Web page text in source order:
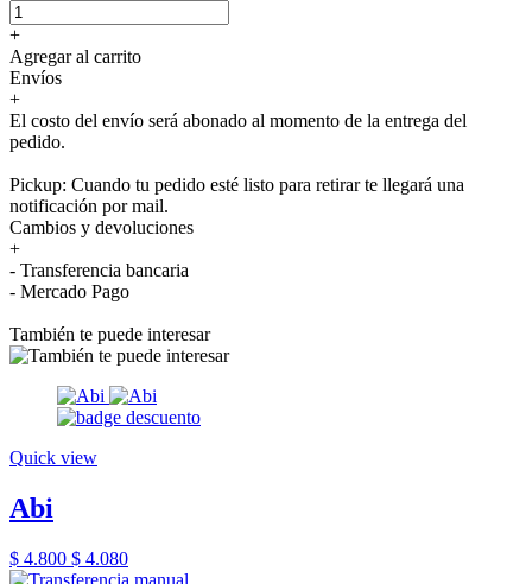
+
Agregar al carrito
Envíos
+
El costo del envío será abonado al momento de la entrega del
pedido.
Pickup: Cuando tu pedido esté listo para retirar te llegará una
notificación por mail.
Cambios y devoluciones
+
- Transferencia bancaria
- Mercado Pago
También te puede interesar
Quick view
Abi
$ 4.800 $ 4.080